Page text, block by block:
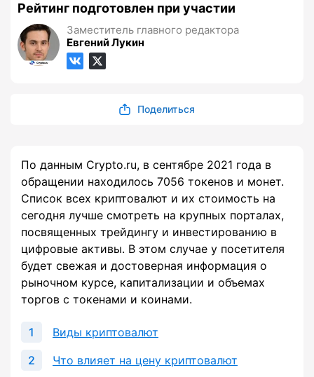
Рейтинг подготовлен при участии
Заместитель главного редактора
Евгений Лукин
Поделиться
По данным Crypto.ru, в сентябре 2021 года в
обращении находилось 7056 токенов и монет.
Список всех криптовалют и их стоимость на
сегодня лучше смотреть на крупных порталах,
посвященных трейдингу и инвестированию в
цифровые активы. В этом случае у посетителя
будет свежая и достоверная информация о
рыночном курсе, капитализации и объемах
торгов с токенами и коинами.
Виды криптовалют
Что влияет на цену криптовалют